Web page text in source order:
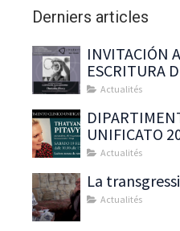
Derniers articles
INVITACIÓN
ESCRITURA
CON :
Actualités
UNIFICATO
Actualités
La
Actualités